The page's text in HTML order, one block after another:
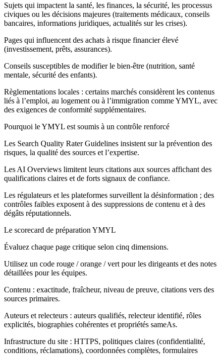
Sujets qui impactent la santé, les finances, la sécurité, les processus
civiques ou les décisions majeures (traitements médicaux, conseils
bancaires, informations juridiques, actualités sur les crises).
Pages qui influencent des achats à risque financier élevé
(investissement, prêts, assurances).
Conseils susceptibles de modifier le bien‑être (nutrition, santé
mentale, sécurité des enfants).
Règlementations locales : certains marchés considèrent les contenus
liés à l’emploi, au logement ou à l’immigration comme YMYL, avec
des exigences de conformité supplémentaires.
Pourquoi le YMYL est soumis à un contrôle renforcé
Les Search Quality Rater Guidelines insistent sur la prévention des
risques, la qualité des sources et l’expertise.
Les AI Overviews limitent leurs citations aux sources affichant des
qualifications claires et de forts signaux de confiance.
Les régulateurs et les plateformes surveillent la désinformation ; des
contrôles faibles exposent à des suppressions de contenu et à des
dégâts réputationnels.
Le scorecard de préparation YMYL
Évaluez chaque page critique selon cinq dimensions.
Utilisez un code rouge / orange / vert pour les dirigeants et des notes
détaillées pour les équipes.
Contenu : exactitude, fraîcheur, niveau de preuve, citations vers des
sources primaires.
Auteurs et relecteurs : auteurs qualifiés, relecteur identifié, rôles
explicités, biographies cohérentes et propriétés sameAs.
Infrastructure du site : HTTPS, politiques claires (confidentialité,
conditions, réclamations), coordonnées complètes, formulaires